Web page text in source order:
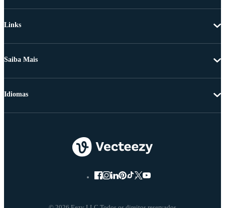
Links
Saiba Mais
Idiomas